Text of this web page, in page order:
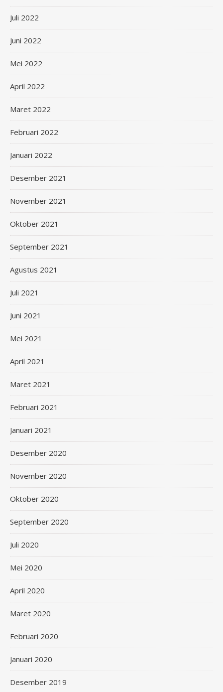
Juli 2022
Juni 2022
Mei 2022
April 2022
Maret 2022
Februari 2022
Januari 2022
Desember 2021
November 2021
Oktober 2021
September 2021
Agustus 2021
Juli 2021
Juni 2021
Mei 2021
April 2021
Maret 2021
Februari 2021
Januari 2021
Desember 2020
November 2020
Oktober 2020
September 2020
Juli 2020
Mei 2020
April 2020
Maret 2020
Februari 2020
Januari 2020
Desember 2019